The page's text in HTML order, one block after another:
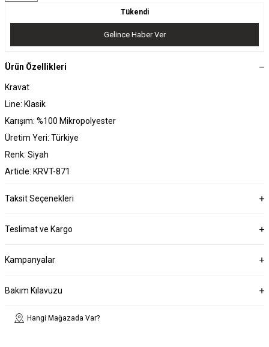
Tükendi
Gelince Haber Ver
Ürün Özellikleri
Kravat
Line: Klasik
Karışım: %100 Mikropolyester
Üretim Yeri: Türkiye
Renk: Siyah
Article: KRVT-871
Taksit Seçenekleri
Teslimat ve Kargo
Kampanyalar
Bakım Kılavuzu
Hangi Mağazada Var?